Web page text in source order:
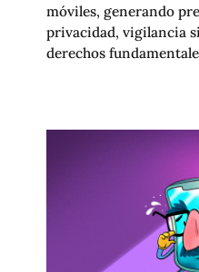
móviles, generando
privacidad, vigilancia
derechos